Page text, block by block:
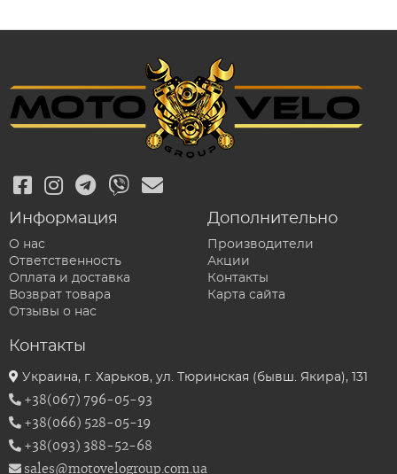
Информация
О нас
Ответственность
Оплата и доставка
Возврат товара
Отзывы о нас
Дополнительно
Производители
Акции
Контакты
Карта сайта
Контакты
Украина, г. Харьков, ул. Тюринская (бывш. Якира), 131
+38(067) 796-05-93
+38(066) 528-05-19
+38(093) 388-52-68
sales@motovelogroup.com.ua